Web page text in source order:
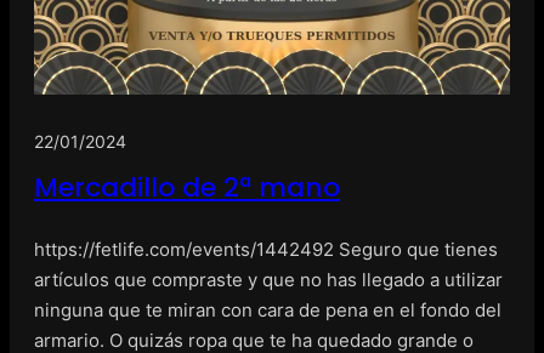
22/01/2024
Mercadillo de 2ª mano
https://fetlife.com/events/1442492 Seguro que tienes
artículos que compraste y que no has llegado a utilizar
ninguna que te miran con cara de pena en el fondo del
armario. O quizás ropa que te ha quedado grande o